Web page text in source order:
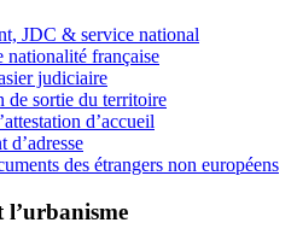
JDC & service national
nationalité française
judiciaire
de sortie du territoire
d’accueil
d’adresse
des étrangers non européens
l’urbanisme